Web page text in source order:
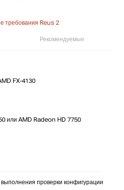
требования Reus 2
Рекомендуемые
FX-4130
или AMD Radeon HD 7750
проверки конфигурации